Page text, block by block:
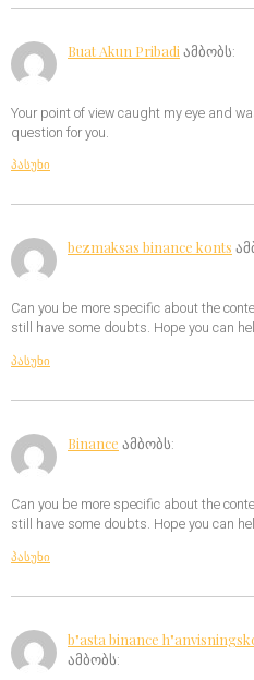
Buat Akun Pribadi ამბობს:
Your point of view caught my eye and
question for you.
პასუხი
bezmaksas binance konts
Can you be more specific about the
still have some doubts. Hope you can
პასუხი
Binance ამბობს:
Can you be more specific about the
still have some doubts. Hope you can
პასუხი
b"asta binance
ამბობს: